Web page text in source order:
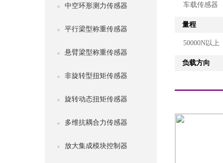
中空环形测力传感器
平行梁型称重传感器
悬臂梁型称重传感器
非旋转型扭矩传感器
旋转动态扭矩传感器
多维抗耦合力传感器
放大集成模块控制器
车载传感器
量程
50000N以上
负载方向